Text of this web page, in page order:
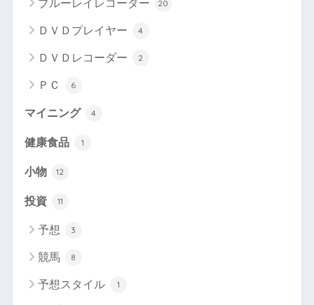
ブルーレイレコーダー 20
ＤＶＤプレイヤー 4
ＤＶＤレコーダー 2
ＰＣ 6
マイニング 4
健康食品 1
小物 12
投資 11
予想 3
競馬 8
予想スタイル 1